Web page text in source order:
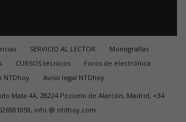
SERVICIO AL LECTOR
Monografías
CURSOS técnicos
Foros de electrónica
NTDhoy
Aviso legal NTDhoy
Mata 4A, 28224 Pozuelo de Alarcón, Madrid, +34
info @ ntdhoy.com